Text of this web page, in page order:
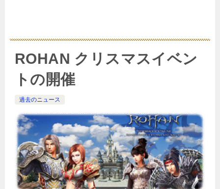
ROHAN クリスマスイベン
トの開催
過去のニュース